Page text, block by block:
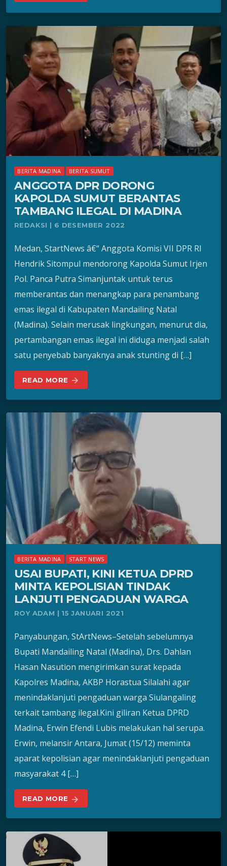
BERITA MADINA BERITA SUMUT
ANGGOTA DPR DORONG
KAPOLDA SUMUT BERANTAS
TAMBANG ILEGAL DI MADINA
REDAKSI | 6 DESEMBER 2022
Medan, StartNews â€“ Anggota Komisi VII DPR RI
Hendrik Sitompul mendorong Kapolda Sumut Irjen
Pol. Panca Putra Simanjuntak untuk terus
memberantas dan menangkap para penambang
emas ilegal di Kabupaten Mandailing Natal
(Madina). Selain merusak lingkungan, menurut dia,
pertambangan emas ilegal ini diduga menjadi salah
satu penyebab banyaknya anak stunting di […]
READ MORE arrow_forward
BERITA MADINA START NEWS
USAI BUPATI, KINI KETUA DPRD
MINTA KEPOLISIAN TINDAK
LANJUTI PENGADUAN WARGA
ROY ADAM | 15 JANUARI 2021
Panyabungan, StArtNews–Setelah sebelumnya
Bupati Mandailing Natal (Madina), Drs. Dahlan
Hasan Nasution mengirimkan surat kepada
Kapolres Madina, AKBP Horastua Silalahi agar
menindaklanjuti pengaduan warga Siulangaling
terkait tambang ilegal.Kini giliran Ketua DPRD
Madina, Erwin Efendi Lubis melakukan hal serupa.
Erwin, melansir Antara, Jumat (15/12) meminta
aparat kepolisian agar menindaklanjuti pengaduan
masyarakat 4 […]
READ MORE arrow_forward